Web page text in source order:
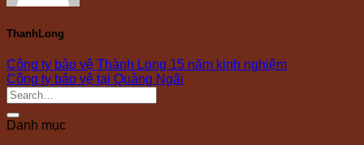
ThanhLong
Công ty bảo vệ Thành Long 15 năm kinh nghiệm
Công ty bảo vệ tại Quảng Ngãi
Danh mục